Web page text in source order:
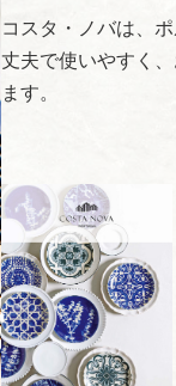
コスタ・ノバは、
丈夫で使いやすく
ます。